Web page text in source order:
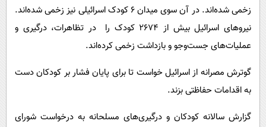
زخمی شده‌اند. در آن سوی میدان 6 کودک اسرائیلی نیز زخمی شده‌اند.
نیروهای اسرائیل بیش از 2674 کودک را در تظاهرات، درگیری و
عملیات‌های جست‌و‌جو و بازداشت زخمی کرده‌اند.
گوترش مصرانه از اسرائیل خواست تا برای پایان فشار بر کودکان دست
به اقدامات حفاظتی بزند.
گزارش سالانه کودکان و درگیری‌های مسلحانه به درخواست شورای